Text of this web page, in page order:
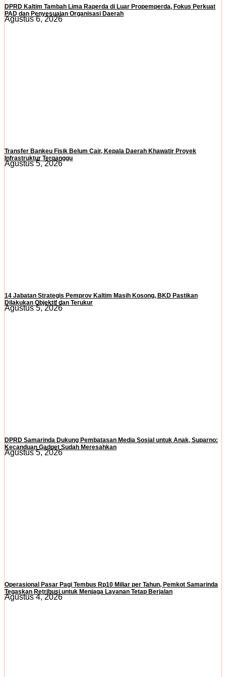
DPRD Kaltim Tambah Lima Raperda di Luar Propemperda, Fokus Perkuat
PAD dan Penyesuaian Organisasi Daerah
Agustus 6, 2026
Transfer Bankeu Fisik Belum Cair, Kepala Daerah Khawatir Proyek
Infrastruktur Terganggu
Agustus 5, 2026
14 Jabatan Strategis Pemprov Kaltim Masih Kosong, BKD Pastikan
Dilakukan Objektif dan Terukur
Agustus 5, 2026
DPRD Samarinda Dukung Pembatasan Media Sosial untuk Anak, Suparno:
Kecanduan Gadget Sudah Meresahkan
Agustus 5, 2026
Operasional Pasar Pagi Tembus Rp10 Miliar per Tahun, Pemkot Samarinda
Tegaskan Retribusi untuk Menjaga Layanan Tetap Berjalan
Agustus 4, 2026